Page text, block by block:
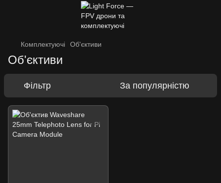
Комплектуючі Об'єктиви
Об'єктиви
Фільтр За популярністю